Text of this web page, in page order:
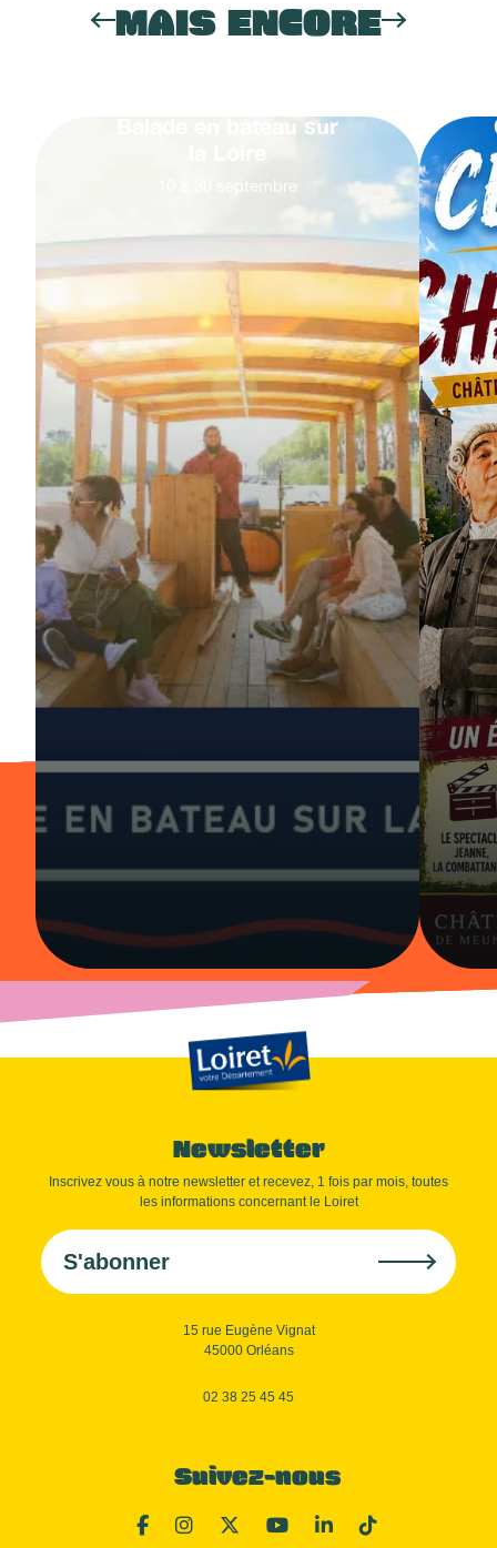
MAIS ENCORE
Balade en bateau sur
septembre
Newsletter
Inscrivez vous à notre newsletter et recevez, 1 fois par mois, toutes
les informations concernant le Loiret
S'abonner
15 rue Eugène Vignat
45000 Orléans
02 38 25 45 45
Suivez-nous